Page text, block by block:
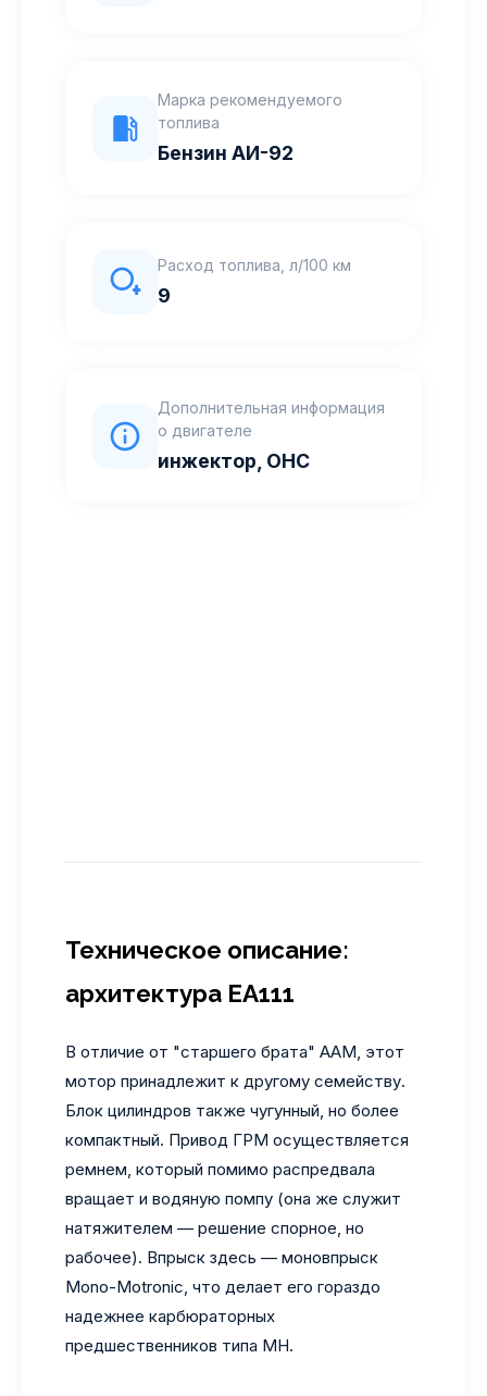
Марка рекомендуемого
топлива
Бензин АИ-92
Расход топлива, л/100 км
9
Дополнительная информация
о двигателе
инжектор, OHC
Техническое описание:
архитектура EA111
В отличие от "старшего брата" AAM, этот
мотор принадлежит к другому семейству.
Блок цилиндров также чугунный, но более
компактный. Привод ГРМ осуществляется
ремнем, который помимо распредвала
вращает и водяную помпу (она же служит
натяжителем — решение спорное, но
рабочее). Впрыск здесь — моновпрыск
Mono-Motronic, что делает его гораздо
надежнее карбюраторных
предшественников типа MH.